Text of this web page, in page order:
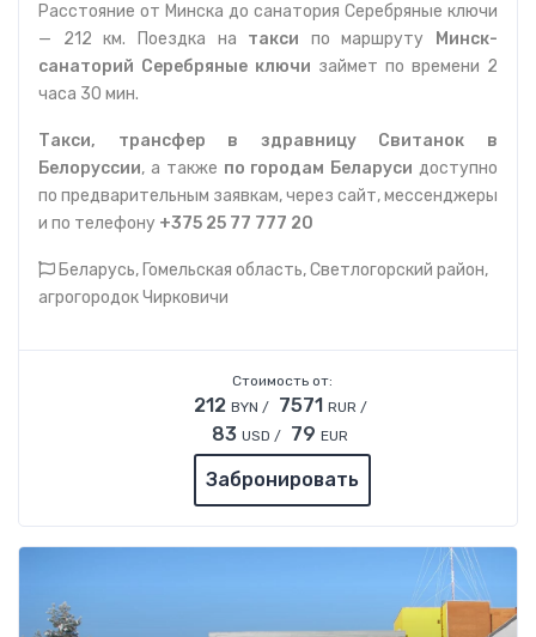
Расстояние от Минска до санатория Серебряные ключи
— 212 км. Поездка на такси по маршруту
Минск-
санаторий Серебряные ключи займет по времени 2
часа 30 мин.
Такси, трансфер в здравницу Свитанок в
Белоруссии, а также по городам Беларуси доступно
по предварительным заявкам, через сайт, мессенджеры
и по телефону +375 25 77 777 20
Беларусь, Гомельская область, Светлогорский район,
агрогородок Чирковичи
Стоимость от:
212 BYN / 7571 RUR /
83 USD / 79 EUR
Забронировать